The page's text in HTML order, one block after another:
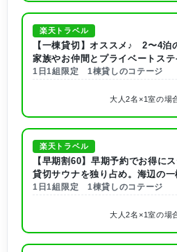
楽天トラベル
【一棟貸切】オススメ♪ 2〜4泊
家族やお仲間とプライベートステ
1日1組限定 1棟貸しのコテージ
大人2名×1室の場
楽天トラベル
【早期割60】早期予約でお得に
貸切サウナを独り占め。海辺の
1日1組限定 1棟貸しのコテージ
大人2名×1室の場